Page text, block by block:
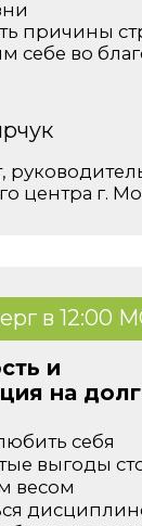
печени,
по утрам
кожи
и
на